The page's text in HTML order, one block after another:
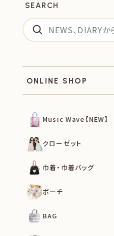
SEARCH
ONLINE SHOP
Music Wave【NEW】
クローゼット
巾着・巾着バッグ
ポーチ
BAG